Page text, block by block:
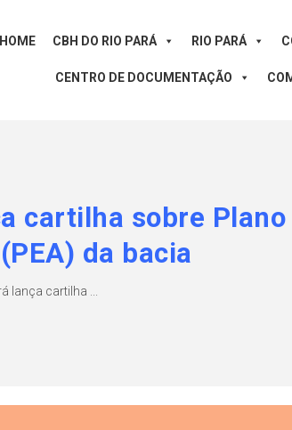
HOME CBH DO RIO PARÁ RIO PARÁ
CENTRO DE DOCUMENTAÇÃO
cartilha sobre Plano
da bacia
lança cartilha ...